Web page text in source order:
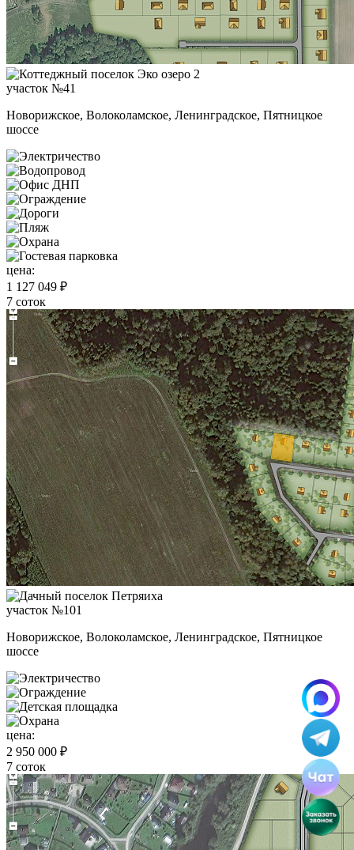
участок №41
Новорижское, Волоколамское, Ленинградское, Пятницкое
шоссе
цена:
1 127 049 ₽
7 соток
участок №101
Новорижское, Волоколамское, Ленинградское, Пятницкое
шоссе
цена:
2 950 000 ₽
7 соток